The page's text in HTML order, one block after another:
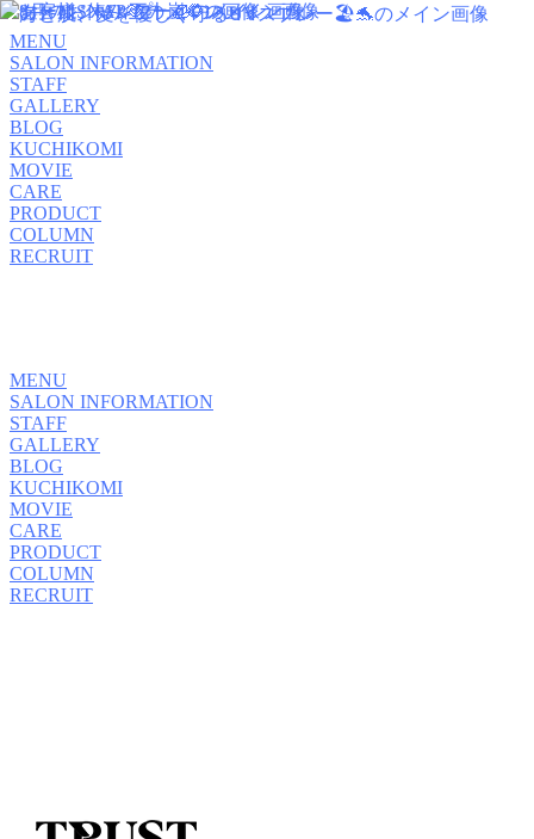
MENU
SALON INFORMATION
STAFF
GALLERY
BLOG
KUCHIKOMI
MOVIE
CARE
PRODUCT
COLUMN
RECRUIT
MENU
SALON INFORMATION
STAFF
GALLERY
BLOG
KUCHIKOMI
MOVIE
CARE
PRODUCT
COLUMN
RECRUIT